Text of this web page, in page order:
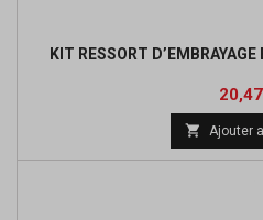
KIT RESSORT
Prix
 Ajouter